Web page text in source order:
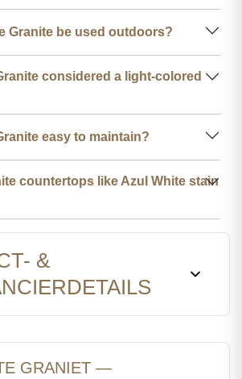
Granite be used outdoors?
considered a light-colored
easy to maintain?
countertops like Azul White stain
&
GRANIET —